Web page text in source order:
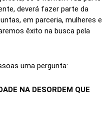
deverá fazer parte da
em parceria, mulheres e
êxito na busca pela
uma pergunta:
NA DESORDEM QUE